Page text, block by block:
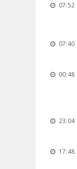
07:52
07:40
00:48
23:04
17:48